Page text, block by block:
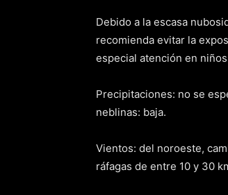
Debido a la escasa
recomienda evitar la
especial atención en
Precipitaciones: no se
neblinas: baja.
Vientos: del noroeste,
ráfagas de entre 10 y 30